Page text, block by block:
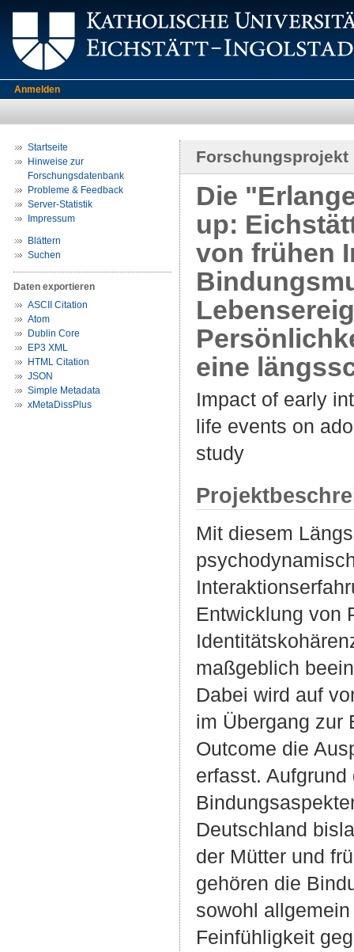
Anmelden
Startseite
Hinweise zur
Forschungsdatenbank
Probleme & Feedback
Server-Statistik
Impressum
Blättern
Suchen
Daten exportieren
ASCII Citation
Atom
Dublin Core
EP3 XML
HTML Citation
JSON
Simple Metadata
xMetaDissPlus
Forschungsprojekt
Die
up:
von frühen
eine
Impact of early
life events on
study
Mit diesem
Entwicklung von
maßgeblich
Dabei wird auf
im Übergang zur
Outcome die
erfasst.
Deutschland
der Mütter und
gehören die
sowohl
Feinfühligkeit